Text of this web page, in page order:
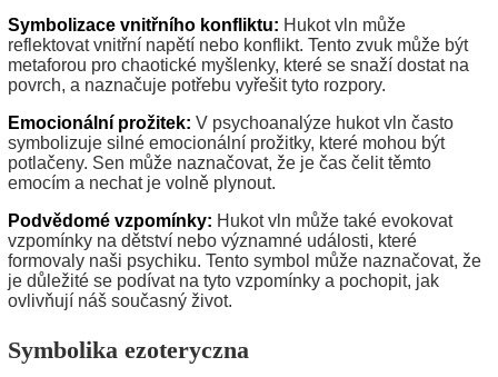
Symbolizace vnitřního konfliktu: Hukot vln může
reflektovat vnitřní napětí nebo konflikt. Tento zvuk může být
metaforou pro chaotické myšlenky, které se snaží dostat na
povrch, a naznačuje potřebu vyřešit tyto rozpory.
Emocionální prožitek: V psychoanalýze hukot vln často
symbolizuje silné emocionální prožitky, které mohou být
potlačeny. Sen může naznačovat, že je čas čelit těmto
emocím a nechat je volně plynout.
Podvědomé vzpomínky: Hukot vln může také evokovat
vzpomínky na dětství nebo významné události, které
formovaly naši psychiku. Tento symbol může naznačovat, že
je důležité se podívat na tyto vzpomínky a pochopit, jak
ovlivňují náš současný život.
Symbolika ezoteryczna